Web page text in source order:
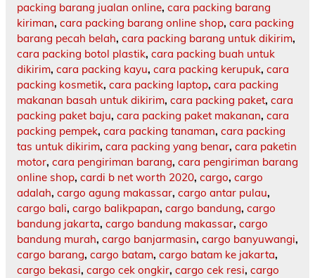
packing barang jualan online, cara packing barang
kiriman, cara packing barang online shop, cara packing
barang pecah belah, cara packing barang untuk dikirim,
cara packing botol plastik, cara packing buah untuk
dikirim, cara packing kayu, cara packing kerupuk, cara
packing kosmetik, cara packing laptop, cara packing
makanan basah untuk dikirim, cara packing paket, cara
packing paket baju, cara packing paket makanan, cara
packing pempek, cara packing tanaman, cara packing
tas untuk dikirim, cara packing yang benar, cara paketin
motor, cara pengiriman barang, cara pengiriman barang
online shop, cardi b net worth 2020, cargo, cargo
adalah, cargo agung makassar, cargo antar pulau,
cargo bali, cargo balikpapan, cargo bandung, cargo
bandung jakarta, cargo bandung makassar, cargo
bandung murah, cargo banjarmasin, cargo banyuwangi,
cargo barang, cargo batam, cargo batam ke jakarta,
cargo bekasi, cargo cek ongkir, cargo cek resi, cargo